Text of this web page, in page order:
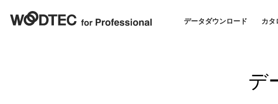
データダウンロード カタ
デ